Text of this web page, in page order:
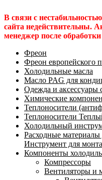
В связи с
сайта недействительны.
менеджер после
Фреон
Фреон европейского
Холодильные масла
Масло PAG для
Одежда и
Химические
Теплоносители
Теплоносители
Холодильный
Расходные
Инструмент для
Компоненты
Компрессоры
Вентиляторы и